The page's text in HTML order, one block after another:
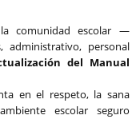
comunidad escolar —
administrativo, personal
del Manual
en el respeto, la sana
escolar seguro